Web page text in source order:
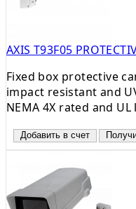
AXIS T93F05
Fixed box protective
impact resistant and
NEMA 4X rated and UL
Добавить в счет